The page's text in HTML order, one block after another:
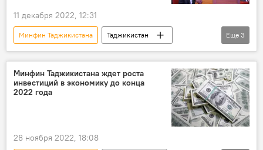
11 декабря 2022, 12:31
Минфин Таджикистана
Таджикистан
Экономика
кредиты финансы
Еще 3
Минфин Таджикистана ждет роста
инвестиций в экономику до конца
2022 года
28 ноября 2022, 18:08